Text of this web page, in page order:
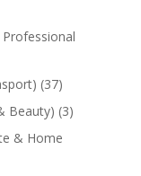
(37)
Beauty) (3)
& Home